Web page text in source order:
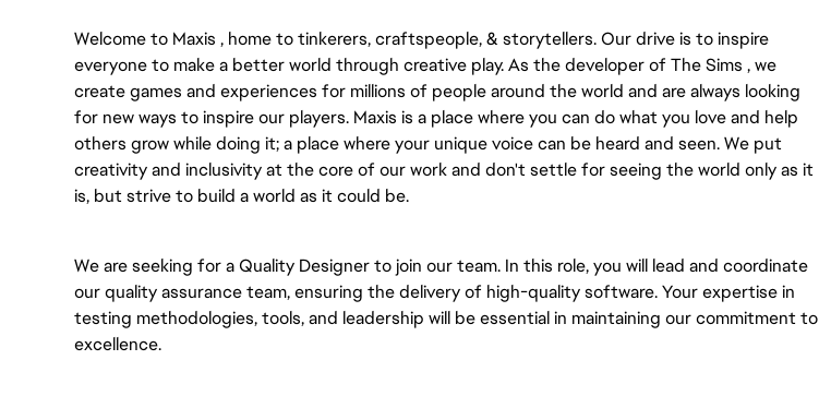
Welcome to Maxis , home to tinkerers, craftspeople, & storytellers. Our drive is to inspire
everyone to make a better world through creative play. As the developer of The Sims , we
create games and experiences for millions of people around the world and are always looking
for new ways to inspire our players. Maxis is a place where you can do what you love and help
others grow while doing it; a place where your unique voice can be heard and seen. We put
creativity and inclusivity at the core of our work and don't settle for seeing the world only as it
is, but strive to build a world as it could be.
We are seeking for a Quality Designer to join our team. In this role, you will lead and coordinate
our quality assurance team, ensuring the delivery of high-quality software. Your expertise in
testing methodologies, tools, and leadership will be essential in maintaining our commitment to
excellence.